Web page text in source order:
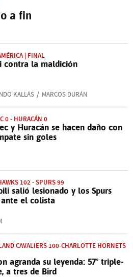
a fin
| FINAL
contra la maldición
KALLÁS MARCOS DURÁN
0 - HURACÁN 0
y Huracán se hacen daño con
sin goles
102 - SPURS 99
salió lesionado y los Spurs
el colista
CAVALIERS 100-CHARLOTTE HORNETS
agranda su leyenda: 57º triple-
a tres de Bird